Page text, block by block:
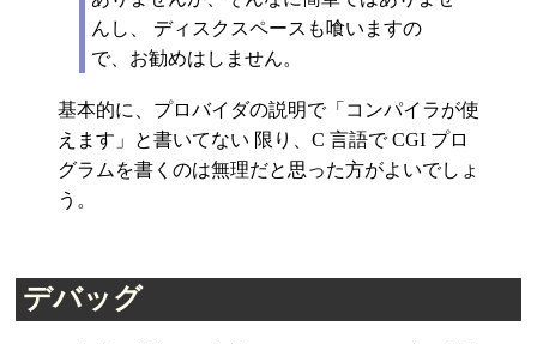
んし、 ディスクスペースも喰いますの
で、お勧めはしません。
基本的に、プロバイダの説明で「コンパイラが使
えます」と書いてない 限り、C 言語で CGI プロ
グラムを書くのは無理だと思った方がよいでしょ
う。
デバッグ